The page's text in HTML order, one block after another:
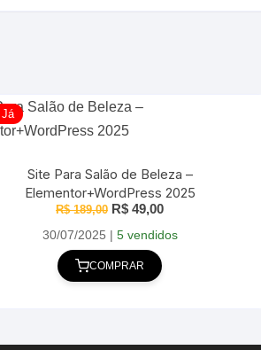
Já
Site Para Salão de Beleza –
Elementor+WordPress 2025
R$189,00 O
original
era:
R$ 189,00.
R$ 49,00O
atual
30/07/2025 | 5 vendidos
COMPRAR